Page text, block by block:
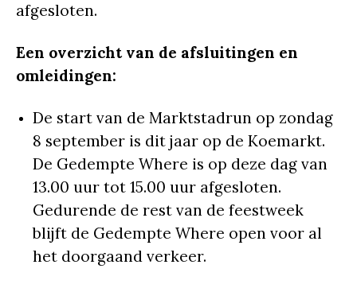
afgesloten.
Een overzicht van de afsluitingen en
omleidingen:
De start van de Marktstadrun op zondag
8 september is dit jaar op de Koemarkt.
De Gedempte Where is op deze dag van
13.00 uur tot 15.00 uur afgesloten.
Gedurende de rest van de feestweek
blijft de Gedempte Where open voor al
het doorgaand verkeer.